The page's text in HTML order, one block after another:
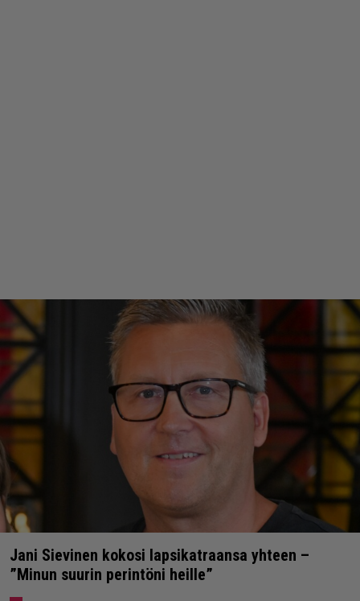
Jani Sievinen kokosi lapsikatraansa yhteen –
”Minun suurin perintöni heille”